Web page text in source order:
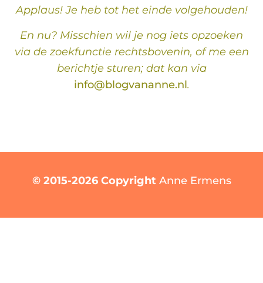
Applaus! Je heb tot het einde volgehouden!
En nu? Misschien wil je nog iets opzoeken
via de zoekfunctie rechtsbovenin, of me een
berichtje sturen; dat kan via
info@blogvananne.nl.
© 2015-2026 Copyright Anne Ermens